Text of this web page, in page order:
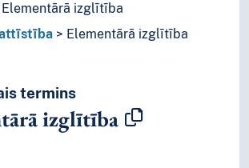
Elementārā izglītība
attīstība
Elementārā izglītība
termins
izglītība